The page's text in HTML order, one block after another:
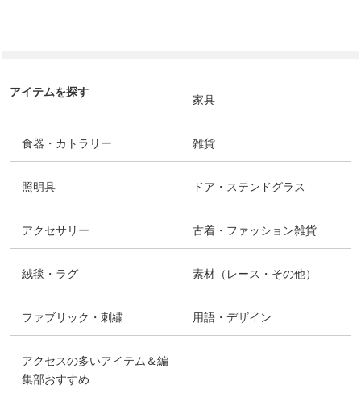
アイテムを探す
家具
食器・カトラリー 雑貨
照明具 ドア・ステンドグラス
アクセサリー 古着・ファッション雑貨
絨毯・ラグ 素材（レース・その他）
ファブリック・刺繍 用語・デザイン
アクセスの多いアイテム＆編
集部おすすめ